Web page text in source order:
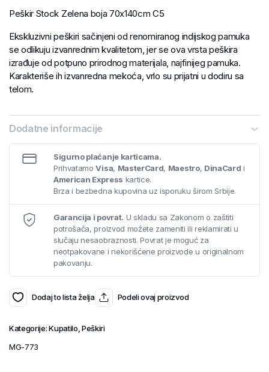
Peškir Stock Zelena boja 70x140cm C5
Ekskluzivni peškiri sačinjeni od renomiranog indijskog pamuka
se odlikuju izvanrednim kvalitetom, jer se ova vrsta peškira
izrađuje od potpuno prirodnog materijala, najfinijeg pamuka.
Karakteriše ih izvanredna mekoća, vrlo su prijatni u dodiru sa
telom.
Dodatne informacije
Sigurno plaćanje karticama.
PrihvatamoVisa, MasterCard, Maestro, DinaCard i
American Express kartice.
Brza i bezbedna kupovina uz isporuku širom Srbije.
Garancija i povrat. U skladu sa Zakonom o zaštiti
potrošača, proizvod možete zameniti ili reklamirati u
slučaju nesaobraznosti. Povrat je moguć za
neotpakovane i nekorišćene proizvode u originalnom
pakovanju.
Dodaj to lista želja Podeli ovaj proizvod
Kategorije:Kupatilo Peškiri
MG-773